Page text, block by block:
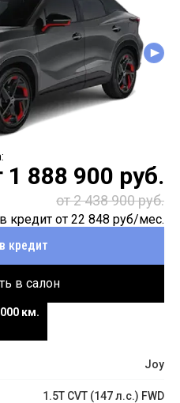
км.
Joy
1.5T CVT (147 л.с.) FWD
1 888 900 руб.
от 2 438 900 руб.
в кредит от 22 848 руб/мес.
кредит
в салон